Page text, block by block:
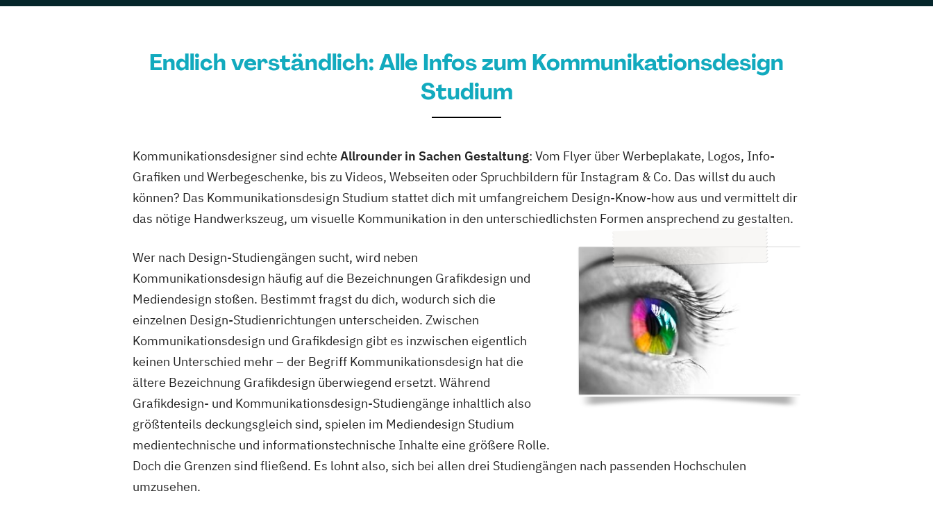
13 Studiengänge
9 Studiengänge
Macromedia University
Animation & Illustration, Brand Management, Design...
16 Studiengänge
Wilhelm Büchner Hochschule
Animation Design, App-Entwicklung, Digitale...
8 Studiengänge
Bauhaus-Universität Weimar
Computer Science and Media, European Film and...
12 Studiengänge
DIPLOMA Hochschule
Endlich verständlich: Alle Infos zum Kommunikationsdesign
Studium
Kommunikationsdesigner sind echte Allrounder in Sachen Gestaltung: Vom Flyer über Werbeplakate, Logos, Info-
Grafiken und Werbegeschenke, bis zu Videos, Webseiten oder Spruchbildern für Instagram & Co. Das willst du auch
können? Das Kommunikationsdesign Studium stattet dich mit umfangreichem Design-Know-how aus und vermittelt dir
das nötige Handwerkszeug, um visuelle Kommunikation in den unterschiedlichsten Formen ansprechend zu gestalten.
Wer nach Design-Studiengängen sucht, wird neben
Kommunikationsdesign häufig auf die Bezeichnungen Grafikdesign und
Mediendesign stoßen. Bestimmt fragst du dich, wodurch sich die
einzelnen Design-Studienrichtungen unterscheiden. Zwischen
Kommunikationsdesign und Grafikdesign gibt es inzwischen eigentlich
keinen Unterschied mehr – der Begriff Kommunikationsdesign hat die
ältere Bezeichnung Grafikdesign überwiegend ersetzt. Während
Grafikdesign- und Kommunikationsdesign-Studiengänge inhaltlich also
größtenteils deckungsgleich sind, spielen im Mediendesign Studium
medientechnische und informationstechnische Inhalte eine größere Rolle.
Doch die Grenzen sind fließend. Es lohnt also, sich bei allen drei Studiengängen nach passenden Hochschulen
umzusehen.